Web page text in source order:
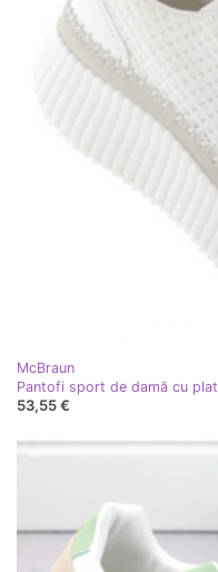
McBraun
Pantofi sport de damă cu
53,55 €